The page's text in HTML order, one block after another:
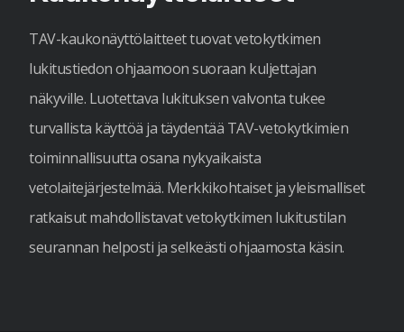
TAV-kaukonäyttölaitteet tuovat vetokytkimen
lukitustiedon ohjaamoon suoraan kuljettajan
näkyville. Luotettava lukituksen valvonta tukee
turvallista käyttöä ja täydentää TAV-vetokytkimien
toiminnallisuutta osana nykyaikaista
vetolaitejärjestelmää. Merkkikohtaiset ja yleismalliset
ratkaisut mahdollistavat vetokytkimen lukitustilan
seurannan helposti ja selkeästi ohjaamosta käsin.